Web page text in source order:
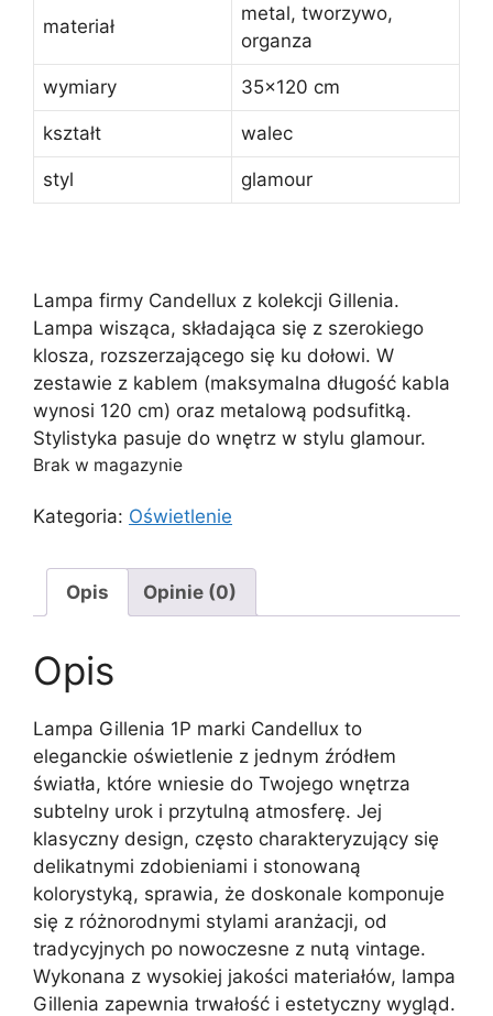
materiał
metal, tworzywo,
organza
wymiary 35×120 cm
kształt walec
styl glamour
Lampa firmy Candellux z kolekcji Gillenia.
Lampa wisząca, składająca się z szerokiego
klosza, rozszerzającego się ku dołowi. W
zestawie z kablem (maksymalna długość kabla
wynosi 120 cm) oraz metalową podsufitką.
Stylistyka pasuje do wnętrz w stylu glamour.
Brak w magazynie
Kategoria: Oświetlenie
Opis Opinie (0)
Opis
Lampa Gillenia 1P marki Candellux to
eleganckie oświetlenie z jednym źródłem
światła, które wniesie do Twojego wnętrza
subtelny urok i przytulną atmosferę. Jej
klasyczny design, często charakteryzujący się
delikatnymi zdobieniami i stonowaną
kolorystyką, sprawia, że doskonale komponuje
się z różnorodnymi stylami aranżacji, od
tradycyjnych po nowoczesne z nutą vintage.
Wykonana z wysokiej jakości materiałów, lampa
Gillenia zapewnia trwałość i estetyczny wygląd.